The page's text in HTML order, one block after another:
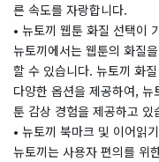
른 속도를 자랑합니다.
• 뉴토끼 웹툰 화질 선택이
뉴토끼에서는 웹툰의 화질
할 수 있습니다. 뉴토끼 화
다양한 옵션을 제공하여,
툰 감상 경험을 제공하고 있
• 뉴토끼 북마크 및 이어읽
뉴토끼는 사용자 편의를 위